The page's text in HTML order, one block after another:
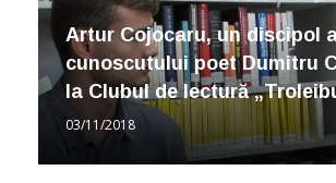
Artur Cojocaru, un discipol
cunoscutului poet Dumitru
la Clubul de lectură
03/11/2018